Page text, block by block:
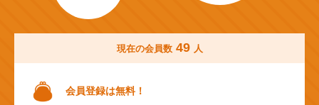
現在の会員数 49 人
会員登録は無料！